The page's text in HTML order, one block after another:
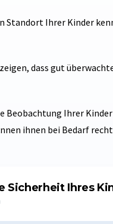
Standort Ihrer Kinder
dass gut
Beobachtung Ihrer
ihnen bei Bedarf
Sicherheit Ihres